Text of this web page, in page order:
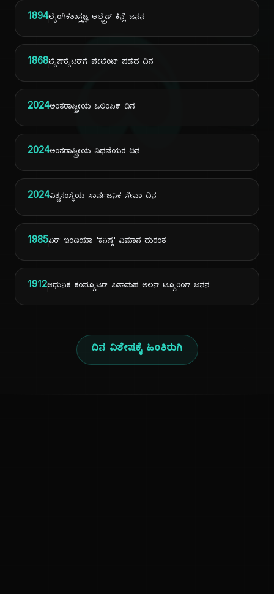
ದಿ
1894ಲೈಂಗಿಕಶಾಸ್ತ್ರಜ್ಞ ಆಲ್ಫ್ರೆಡ್ ಕಿನ್ಸೆ ಜನನ
1868ಟೈಪ್‌ರೈಟರ್‌ಗೆ ಪೇಟೆಂಟ್ ಪಡೆದ ದಿನ
2024ಅಂತರಾಷ್ಟ್ರೀಯ ಒಲಿಂಪಿಕ್ ದಿನ
2024ಅಂತರಾಷ್ಟ್ರೀಯ ವಿಧವೆಯರ ದಿನ
2024ವಿಶ್ವಸಂಸ್ಥೆಯ ಸಾರ್ವಜನಿಕ ಸೇವಾ ದಿನ
1985ಏರ್ ಇಂಡಿಯಾ 'ಕನಿಷ್ಕ' ವಿಮಾನ ದುರಂತ
1912ಆಧುನಿಕ ಕಂಪ್ಯೂಟರ್ ಪಿತಾಮಹ ಅಲನ್ ಟ್ಯೂರಿಂಗ್ ಜನನ
ದಿನ ವಿಶೇಷಕ್ಕೆ ಹಿಂತಿರುಗಿ